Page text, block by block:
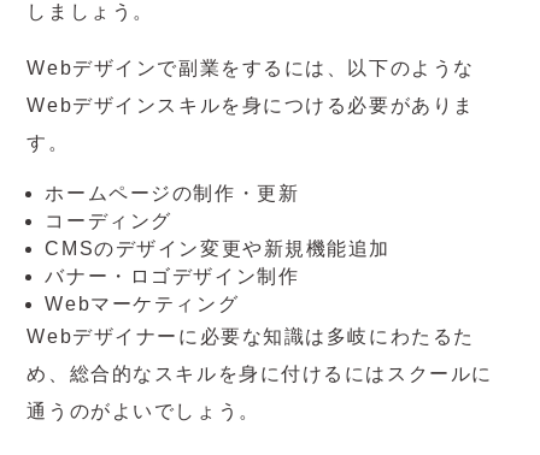
しましょう。
Webデザインで副業をするには、以下のような
Webデザインスキルを身につける必要がありま
す。
ホームページの制作・更新
コーディング
CMSのデザイン変更や新規機能追加
バナー・ロゴデザイン制作
Webマーケティング
Webデザイナーに必要な知識は多岐にわたるた
め、総合的なスキルを身に付けるにはスクールに
通うのがよいでしょう。